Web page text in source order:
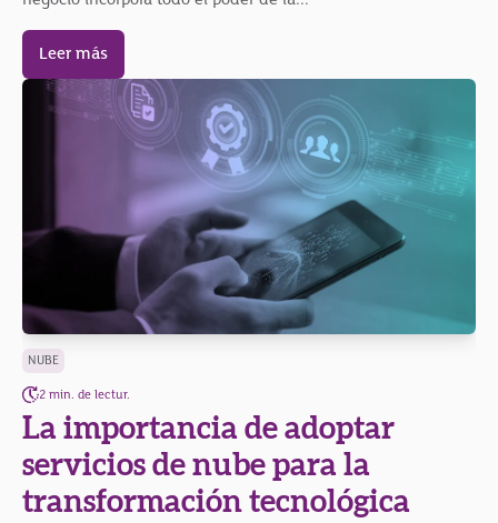
Leer más
NUBE
2 min. de lectur.
La importancia de adoptar
servicios de nube para la
transformación tecnológica